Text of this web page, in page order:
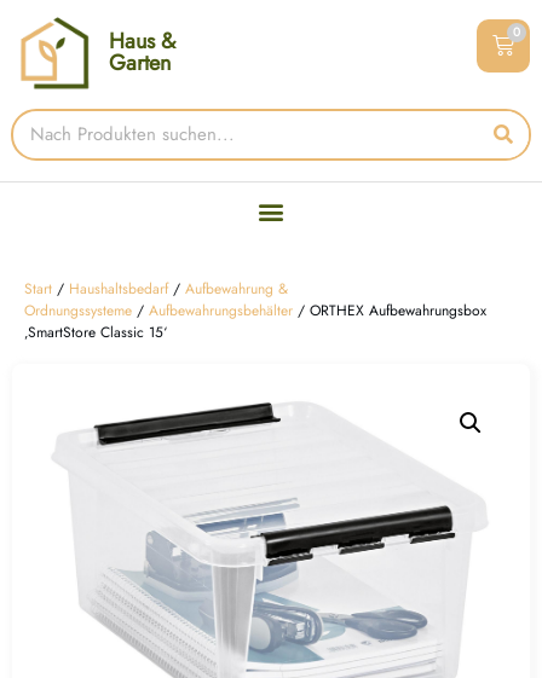
Haus &
Garten
0
Start / Haushaltsbedarf/ Aufbewahrung &
Ordnungssysteme / Aufbewahrungsbehälter / ORTHEX Aufbewahrungsbox
‚SmartStore Classic 15‘